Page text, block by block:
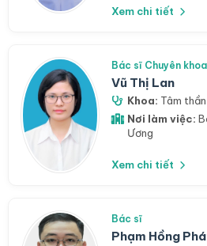
Xem chi tiết
Bác sĩ Chuyên khoa
Vũ Thị Lan
Khoa: Tâm thần
Nơi làm việc:
Ương
Xem chi tiết
Bác sĩ
Phạm Hồng